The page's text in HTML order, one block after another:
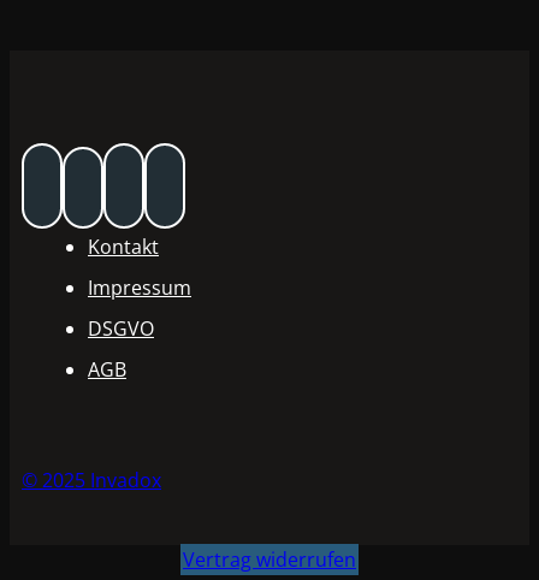
Kontakt
Impressum
DSGVO
AGB
© 2025 Invadox
Vertrag widerrufen